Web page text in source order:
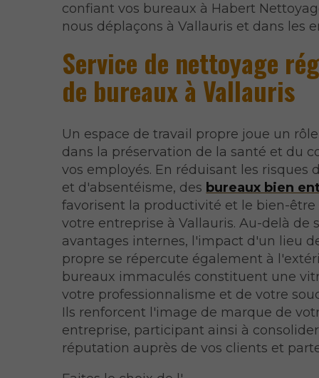
confiant vos bureaux à Habert
nous déplaçons à Vallauris et dans les
Service de nettoyage
de bureaux à Vallauris
Un espace de travail propre joue un rôle
dans la préservation de la santé et du
vos employés. En réduisant les risques
et d'absentéisme, des bureaux bien
favorisent la productivité et le bien-être
votre entreprise à Vallauris. Au-delà de
avantages internes, l'impact d'un lieu
propre se répercute également à
bureaux immaculés constituent une
votre professionnalisme et de votre
Ils renforcent l'image de marque de
entreprise, participant ainsi à
réputation auprès de vos clients et